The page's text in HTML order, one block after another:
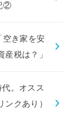
②
き家を安
税は？」
。オスス
クあり）